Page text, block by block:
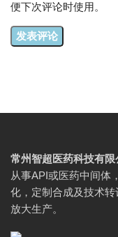
便下次评论时使用。
常州智超医药科技有限
从事API或医药中间体
化，定制合成及技术
放大生产。